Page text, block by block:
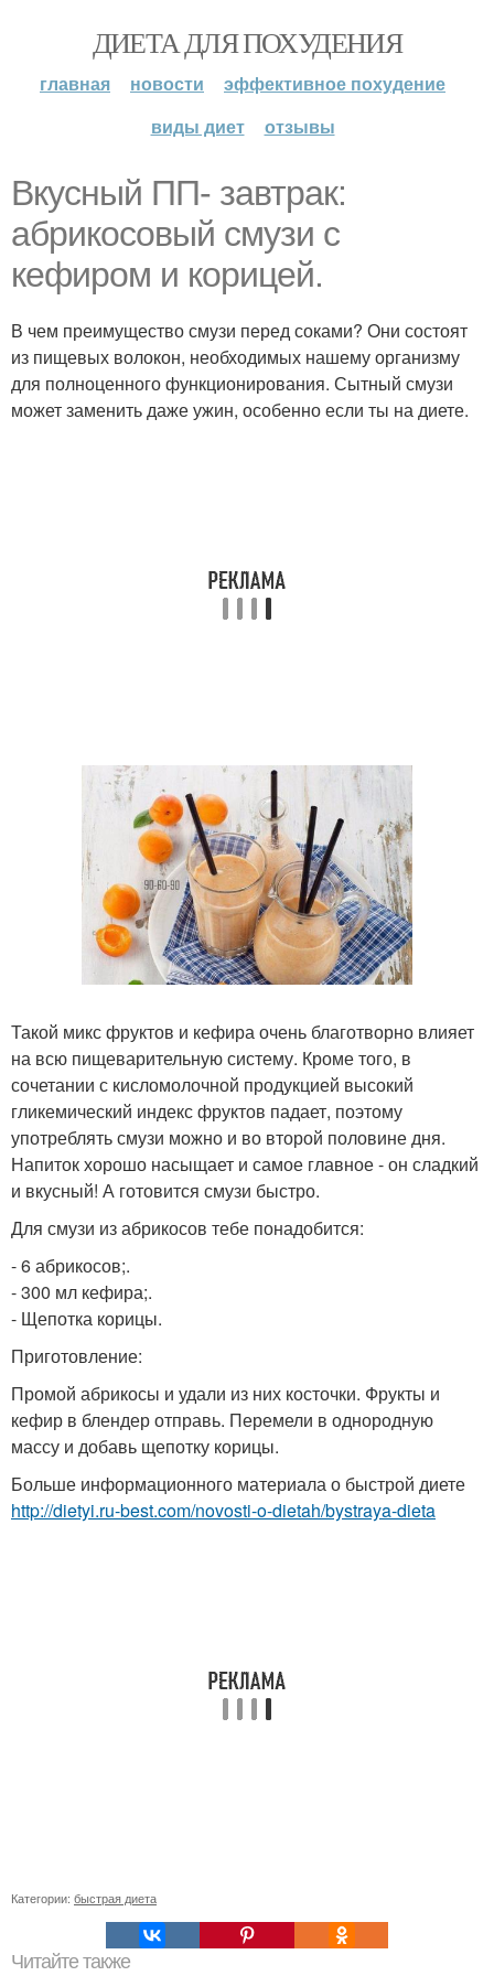
ДИЕТА ДЛЯ ПОХУДЕНИЯ
главная новости
эффективное похудение
виды диет
отзывы
Вкусный ПП- завтрак:
абрикосовый смузи с
кефиром и корицей.
В чем преимущество смузи перед соками? Они состоят
из пищевых волокон, необходимых нашему организму
для полноценного функционирования. Сытный смузи
может заменить даже ужин, особенно если ты на диете.
Такой микс фруктов и кефира очень благотворно влияет
на всю пищеварительную систему. Кроме того, в
сочетании с кисломолочной продукцией высокий
гликемический индекс фруктов падает, поэтому
употреблять смузи можно и во второй половине дня.
Напиток хорошо насыщает и самое главное - он сладкий
и вкусный! А готовится смузи быстро.
Для смузи из абрикосов тебе понадобится:
- 6 абрикосов;.
- 300 мл кефира;.
- Щепотка корицы.
Приготовление:
Промой абрикосы и удали из них косточки. Фрукты и
кефир в блендер отправь. Перемели в однородную
массу и добавь щепотку корицы.
Больше информационного материала о быстрой диете
http://dietyi.ru-best.com/novosti-o-dietah/bystraya-dieta
Категории: быстрая диета
Читайте также